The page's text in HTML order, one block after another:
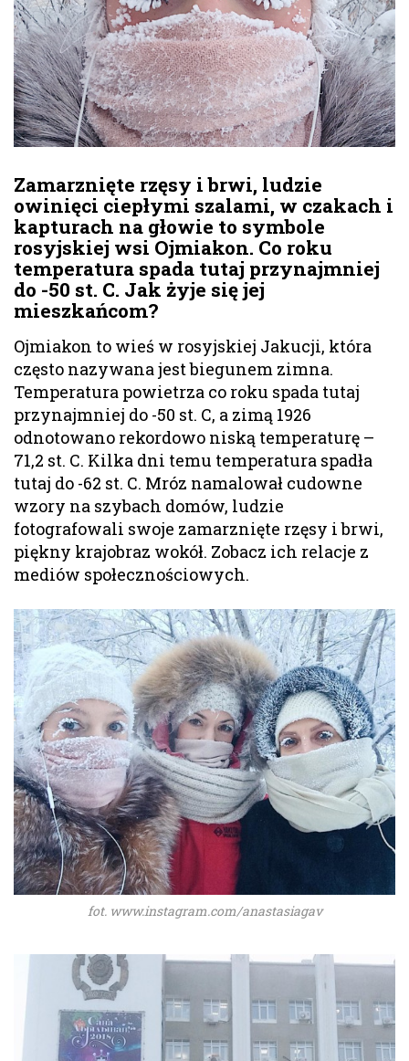
Zamarznięte rzęsy i brwi, ludzie
owinięci ciepłymi szalami, w czakach i
kapturach na głowie to symbole
rosyjskiej wsi Ojmiakon. Co roku
temperatura spada tutaj przynajmniej
do -50 st. C. Jak żyje się jej
mieszkańcom?
Ojmiakon to wieś w rosyjskiej Jakucji, która
często nazywana jest biegunem zimna.
Temperatura powietrza co roku spada tutaj
przynajmniej do -50 st. C, a zimą 1926
odnotowano rekordowo niską temperaturę –
71,2 st. C. Kilka dni temu temperatura spadła
tutaj do -62 st. C. Mróz namalował cudowne
wzory na szybach domów, ludzie
fotografowali swoje zamarznięte rzęsy i brwi,
piękny krajobraz wokół. Zobacz ich relacje z
mediów społecznościowych.
fot. www.instagram.com/anastasiagav